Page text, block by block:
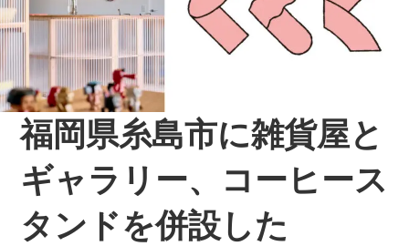
福岡県糸島市に雑貨屋と
ギャラリー、コーヒース
タンドを併設した